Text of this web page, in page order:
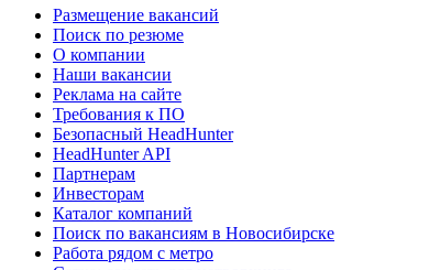
Размещение вакансий
Поиск по резюме
О компании
Наши вакансии
Реклама на сайте
Требования к ПО
Безопасный HeadHunter
HeadHunter API
Партнерам
Инвесторам
Каталог компаний
Поиск по вакансиям в Новосибирске
Работа рядом с метро